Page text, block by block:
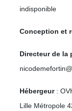
indisponible
Conception et
Directeur de la
Hébergeur:
Lille Métropole